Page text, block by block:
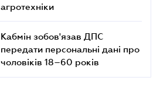
агротехніки
Кабмін зобов'язав ДПС
передати персональні дані про
чоловіків 18–60 років